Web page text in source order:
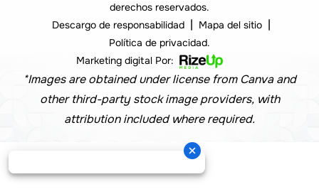
derechos reservados.
Descargo de responsabilidad | Mapa del sitio |
Política de privacidad.
Marketing digital Por:
*Images are obtained under license from Canva and
other third-party stock image providers, with
attribution included where required.